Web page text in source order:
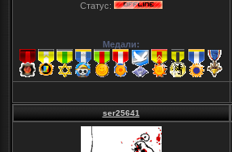
Статус:
Медали:
ser25641